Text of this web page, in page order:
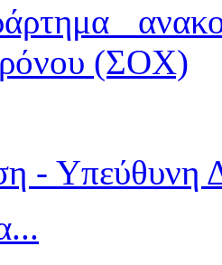
(ΣΟΧ)
- Υπεύθυνη